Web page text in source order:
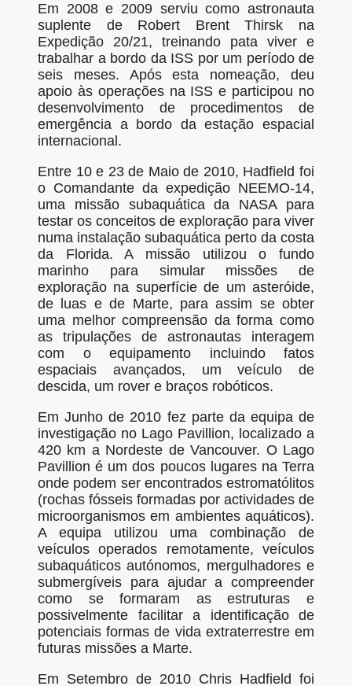
Em 2008 e 2009 serviu como astronauta
suplente de Robert Brent Thirsk na
Expedição 20/21, treinando pata viver e
trabalhar a bordo da ISS por um período de
seis meses. Após esta nomeação, deu
apoio às operações na ISS e participou no
desenvolvimento de procedimentos de
emergência a bordo da estação espacial
internacional.
Entre 10 e 23 de Maio de 2010, Hadfield foi
o Comandante da expedição NEEMO-14,
uma missão subaquática da NASA para
testar os conceitos de exploração para viver
numa instalação subaquática perto da costa
da Florida. A missão utilizou o fundo
marinho para simular missões de
exploração na superfície de um asteróide,
de luas e de Marte, para assim se obter
uma melhor compreensão da forma como
as tripulações de astronautas interagem
com o equipamento incluindo fatos
espaciais avançados, um veículo de
descida, um rover e braços robóticos.
Em Junho de 2010 fez parte da equipa de
investigação no Lago Pavillion, localizado a
420 km a Nordeste de Vancouver. O Lago
Pavillion é um dos poucos lugares na Terra
onde podem ser encontrados estromatólitos
(rochas fósseis formadas por actividades de
microorganismos em ambientes aquáticos).
A equipa utilizou uma combinação de
veículos operados remotamente, veículos
subaquáticos autónomos, mergulhadores e
submergíveis para ajudar a compreender
como se formaram as estruturas e
possivelmente facilitar a identificação de
potenciais formas de vida extraterrestre em
futuras missões a Marte.
Em Setembro de 2010 Chris Hadfield foi